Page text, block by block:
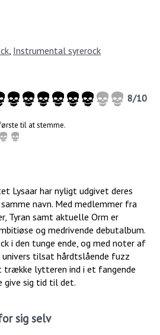
Instrumental syrerock
8/10
til at stemme.
Lysaar har nyligt udgivet deres
navn. Med medlemmer fra
Tyran samt aktuelle Orm er
og medrivende debutalbum.
i den tunge ende, og med noter af
univers tilsat hårdtslående fuzz
trække lytteren ind i et fangende
give sig tid til det.
sig selv